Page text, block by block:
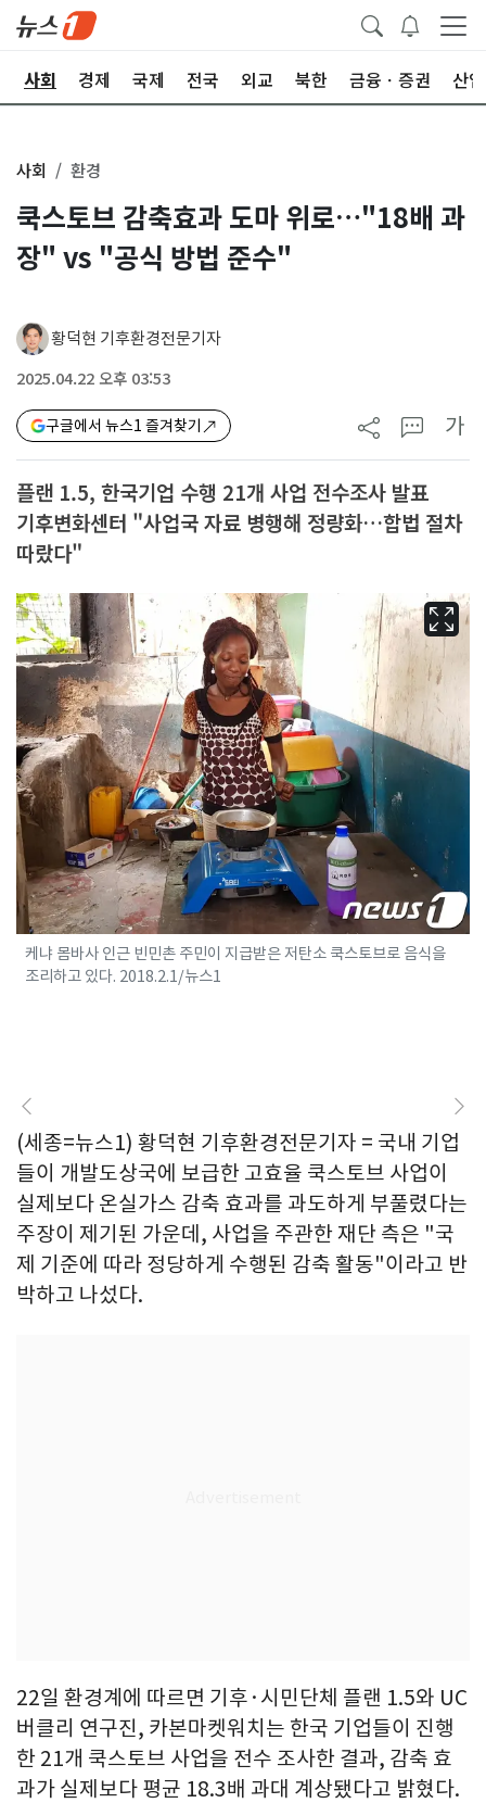
사회 경제 국제 전국 외교 북한 금융ㆍ증권 산업
사회 환경
쿡스토브 감축효과 도마 위로…"18배 과
장" vs "공식 방법 준수"
황덕현 기후환경전문기자
2025.04.22 오후 03:53
구글에서 뉴스1 즐겨찾기 가
플랜 1.5, 한국기업 수행 21개 사업 전수조사 발표
기후변화센터 "사업국 자료 병행해 정량화…합법 절차
따랐다"
케냐 몸바사 인근 빈민촌 주민이 지급받은 저탄소 쿡스토브로 음식을
조리하고 있다. 2018.2.1/뉴스1
(세종=뉴스1) 황덕현 기후환경전문기자 = 국내 기업
들이 개발도상국에 보급한 고효율 쿡스토브 사업이
실제보다 온실가스 감축 효과를 과도하게 부풀렸다는
주장이 제기된 가운데, 사업을 주관한 재단 측은 "국
제 기준에 따라 정당하게 수행된 감축 활동"이라고 반
박하고 나섰다.
22일 환경계에 따르면 기후·시민단체 플랜 1.5와 UC
버클리 연구진, 카본마켓워치는 한국 기업들이 진행
한 21개 쿡스토브 사업을 전수 조사한 결과, 감축 효
과가 실제보다 평균 18.3배 과대 계상됐다고 밝혔다.